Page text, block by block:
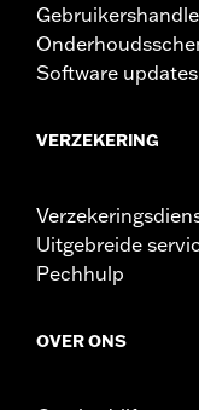
Software updates
VERZEKERING
Uitgebreide
Pechhulp
OVER ONS